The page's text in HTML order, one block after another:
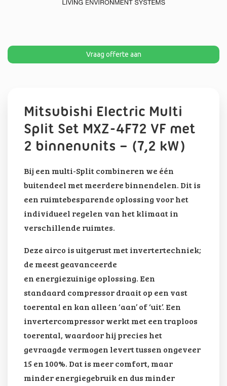
Vraag offerte aan
Mitsubishi Electric Multi
Split Set MXZ-4F72 VF met
2 binnenunits – (7,2 kW)
Bij een multi-Split combineren we één
buitendeel met meerdere binnendelen. Dit is
een ruimtebesparende oplossing voor het
individueel regelen van het klimaat in
verschillende ruimtes.
Deze airco is uitgerust met invertertechniek;
de meest geavanceerde
en energiezuinige oplossing. Een
standaard compressor draait op een vast
toerental en kan alleen ‘aan’ of ‘uit’. Een
invertercompressor werkt met een traploos
toerental, waardoor hij precies het
gevraagde vermogen levert tussen ongeveer
15 en 100%. Dat is meer comfort, maar
minder energiegebruik en dus minder